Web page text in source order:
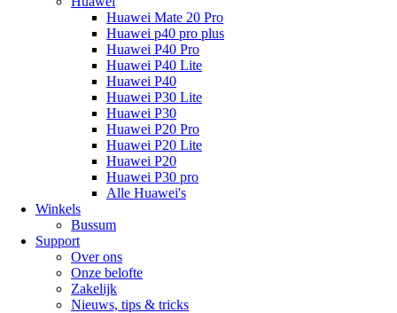
Huawei Mate 20 Pro
Huawei p40 pro plus
Huawei P40 Pro
Huawei P40 Lite
Huawei P40
Huawei P30 Lite
Huawei P30
Huawei P20 Pro
Huawei P20 Lite
Huawei P20
Huawei P30 pro
Alle Huawei's
Winkels
Bussum
Support
Over ons
Onze belofte
Zakelijk
Nieuws, tips & tricks